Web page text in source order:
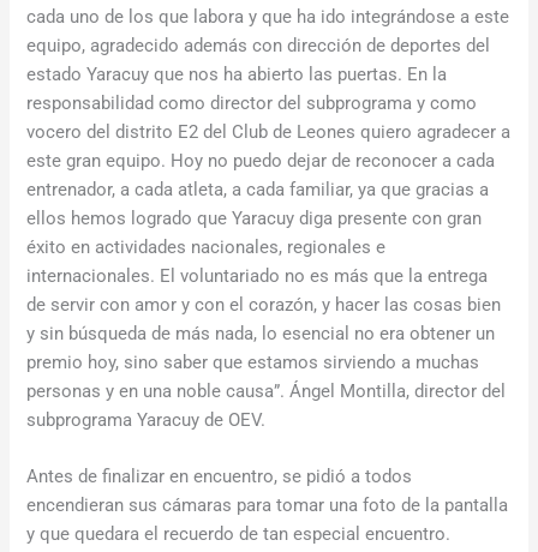
cada uno de los que labora y que ha ido integrándose a este
equipo, agradecido además con dirección de deportes del
estado Yaracuy que nos ha abierto las puertas. En la
responsabilidad como director del subprograma y como
vocero del distrito E2 del Club de Leones quiero agradecer a
este gran equipo. Hoy no puedo dejar de reconocer a cada
entrenador, a cada atleta, a cada familiar, ya que gracias a
ellos hemos logrado que Yaracuy diga presente con gran
éxito en actividades nacionales, regionales e
internacionales. El voluntariado no es más que la entrega
de servir con amor y con el corazón, y hacer las cosas bien
y sin búsqueda de más nada, lo esencial no era obtener un
premio hoy, sino saber que estamos sirviendo a muchas
personas y en una noble causa”. Ángel Montilla, director del
subprograma Yaracuy de OEV.
Antes de finalizar en encuentro, se pidió a todos
encendieran sus cámaras para tomar una foto de la pantalla
y que quedara el recuerdo de tan especial encuentro.